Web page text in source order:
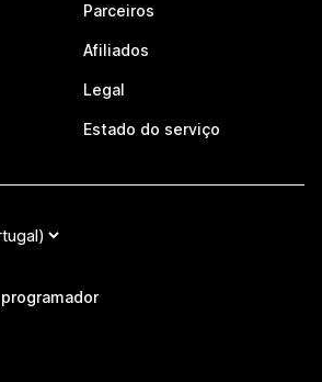
Parceiros
Afiliados
Legal
Estado do serviço